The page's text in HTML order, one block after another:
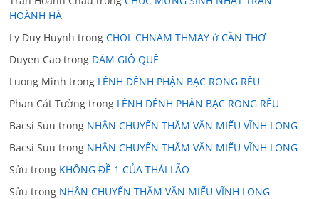
HOÀNH HÀ
Ly Duy Huynh trongCHOL CHNAM THMAY ở CẦN THƠ
Duyen Cao trongĐÁM GIỖ QUÊ
Luong Minh trong LÊNH ĐÊNH PHẬN BẠC RONG RÊU
Phan Cát Tường trong LÊNH ĐÊNH PHẬN BẠC RONG RÊU
Bacsi Suu trong NHÂN CHUYẾN THĂM VĂN MIẾU VĨNH LONG
Bacsi Suu trong NHÂN CHUYẾN THĂM VĂN MIẾU VĨNH LONG
Sửu trong KHÔNG ĐỀ 1 CỦA THÁI LÃO
Sửu trong NHÂN CHUYẾN THĂM VĂN MIẾU VĨNH LONG